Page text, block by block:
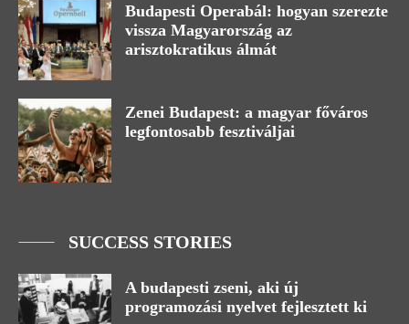
Budapesti Operabál: hogyan szerezte
vissza Magyarország az
arisztokratikus álmát
Zenei Budapest: a magyar főváros
legfontosabb fesztiváljai
SUCCESS STORIES
A budapesti zseni, aki új
programozási nyelvet fejlesztett ki